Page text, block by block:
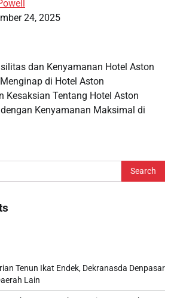
24, 2025
dan Kenyamanan Hotel Aston
di Hotel Aston
Kesaksian Tentang Hotel Aston
Kenyamanan Maksimal di
Tenun Ikat Endek, Dekranasda Denpasar
Lain